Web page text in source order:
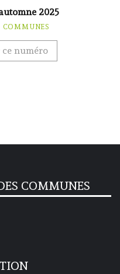
2025
COMMUNES
numéro
COMMUNES